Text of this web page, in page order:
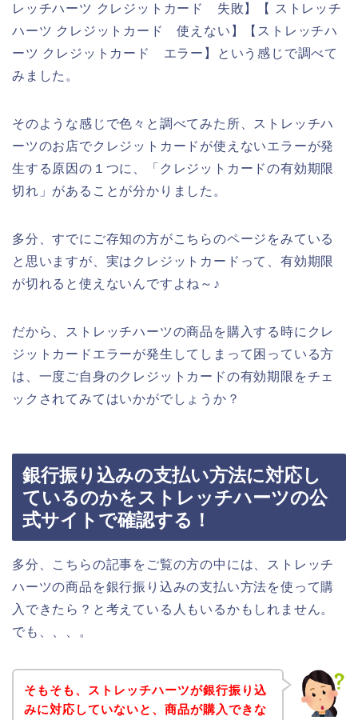
レッチハーツ クレジットカード 失敗】【 ストレッチ
ハーツ クレジットカード 使えない】【ストレッチハ
ーツ クレジットカード エラー】という感じで調べて
みました。
そのような感じで色々と調べてみた所、ストレッチハ
ーツのお店でクレジットカードが使えないエラーが発
生する原因の１つに、「クレジットカードの有効期限
切れ」があることが分かりました。
多分、すでにご存知の方がこちらのページをみている
と思いますが、実はクレジットカードって、有効期限
が切れると使えないんですよね～♪
だから、ストレッチハーツの商品を購入する時にクレ
ジットカードエラーが発生してしまって困っている方
は、一度ご自身のクレジットカードの有効期限をチェ
ックされてみてはいかがでしょうか？
銀行振り込みの支払い方法に対応し
ているのかをストレッチハーツの公
式サイトで確認する！
多分、こちらの記事をご覧の方の中には、ストレッチ
ハーツの商品を銀行振り込みの支払い方法を使って購
入できたら？と考えている人もいるかもしれません。
でも、、、。
そもそも、ストレッチハーツが銀行振り込
みに対応していないと、商品が購入できな